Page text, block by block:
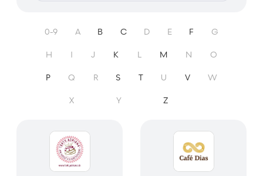
0-9 A B C D E F G
H I J K L M N O
P Q R S T U V W
X Y Z